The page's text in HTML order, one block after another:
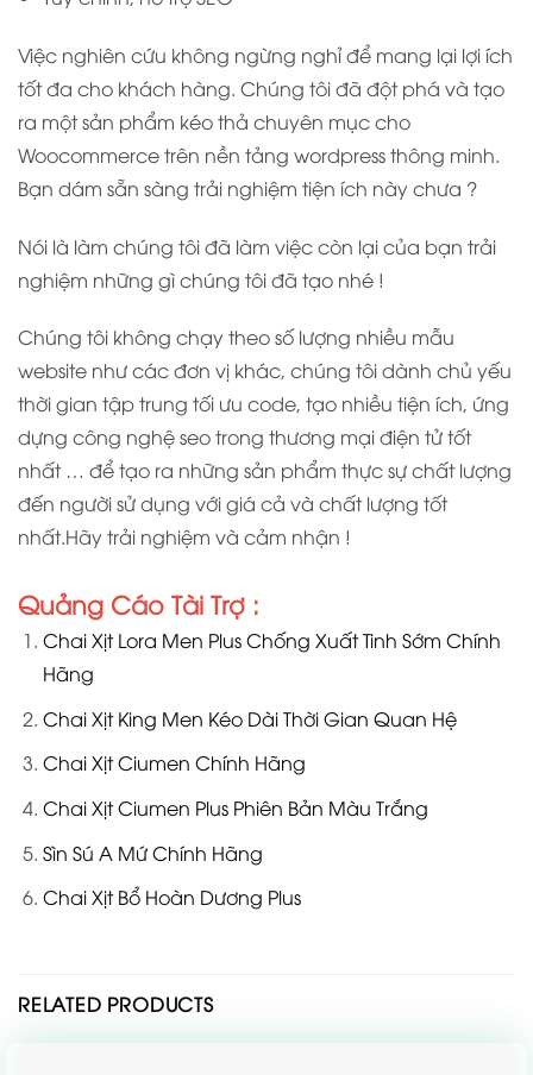
Việc nghiên cứu không ngừng nghỉ để mang lại lợi ích
tốt đa cho khách hàng. Chúng tôi đã đột phá và tạo
ra một sản phẩm kéo thả chuyên mục cho
Woocommerce trên nền tảng wordpress thông minh.
Bạn dám sẵn sàng trải nghiệm tiện ích này chưa ?
Nói là làm chúng tôi đã làm việc còn lại của bạn trải
nghiệm những gì chúng tôi đã tạo nhé !
Chúng tôi không chạy theo số lượng nhiều mẫu
website như các đơn vị khác, chúng tôi dành chủ yếu
thời gian tập trung tối ưu code, tạo nhiều tiện ích, ứng
dựng công nghệ seo trong thương mại điện tử tốt
nhất … để tạo ra những sản phẩm thực sự chất lượng
đến người sử dụng với giá cả và chất lượng tốt
nhất.Hãy trải nghiệm và cảm nhận !
Quảng Cáo Tài Trợ :
Chai Xịt Lora Men Plus Chống Xuất Tinh Sớm Chính
Hãng
Chai Xịt King Men Kéo Dài Thời Gian Quan Hệ
Chai Xịt Ciumen Chính Hãng
Chai Xịt Ciumen Plus Phiên Bản Màu Trắng
Sìn Sú A Mứ Chính Hãng
Chai Xịt Bổ Hoàn Dương Plus
RELATED PRODUCTS